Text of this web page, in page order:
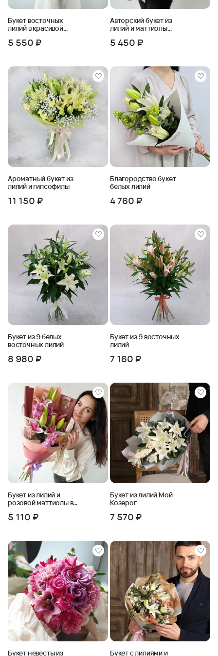
Букет восточных
лилий в красивой
5 550 ₽
Авторский букет из
лилий и маттиолы
5 450 ₽
Ароматный букет из
лилий и гипсофилы
11 150 ₽
Благородство букет
белых лилий
4 760 ₽
Букет из 9 белых
восточных лилий
8 980 ₽
Букет из 9 восточных
лилий
7 160 ₽
Букет из лилий и
розовой маттиолы в
упаковке
5 110 ₽
Букет из лилий Мой
Козерог
7 570 ₽
Букет невесты из Букет с лилиями и